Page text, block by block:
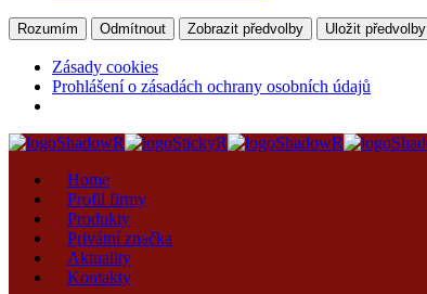
Rozumím Odmítnout Zobrazit předvolby Uložit předvolby
Zásady cookies
Prohlášení o zásadách ochrany osobních údajů
Home
Profil firmy
Produkty
Privátní značka
Aktuality
Kontakty